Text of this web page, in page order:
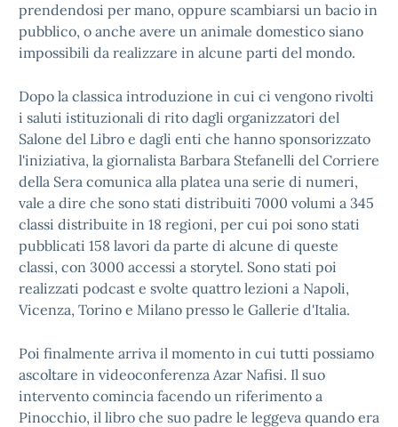
prendendosi per mano, oppure scambiarsi un bacio in
pubblico, o anche avere un animale domestico siano
impossibili da realizzare in alcune parti del mondo.
Dopo la classica introduzione in cui ci vengono rivolti
i saluti istituzionali di rito dagli organizzatori del
Salone del Libro e dagli enti che hanno sponsorizzato
l'iniziativa, la giornalista Barbara Stefanelli del Corriere
della Sera comunica alla platea una serie di numeri,
vale a dire che sono stati distribuiti 7000 volumi a 345
classi distribuite in 18 regioni, per cui poi sono stati
pubblicati 158 lavori da parte di alcune di queste
classi, con 3000 accessi a storytel. Sono stati poi
realizzati podcast e svolte quattro lezioni a Napoli,
Vicenza, Torino e Milano presso le Gallerie d'Italia.
Poi finalmente arriva il momento in cui tutti possiamo
ascoltare in videoconferenza Azar Nafisi. Il suo
intervento comincia facendo un riferimento a
Pinocchio, il libro che suo padre le leggeva quando era